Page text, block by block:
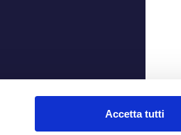
Accetta tutti